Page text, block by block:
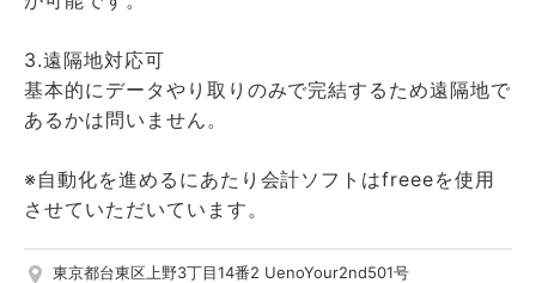
3.遠隔地対応可
基本的にデータやり取りのみで完結するため遠隔地で
あるかは問いません。
※自動化を進めるにあたり会計ソフトはfreeeを使用
させていただいています。
東京都台東区上野3丁目14番2 UenoYour2nd501号